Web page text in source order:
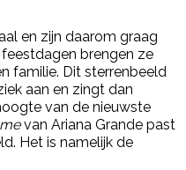
en zijn daarom graag
brengen ze
familie. Dit sterrenbeeld
aan en zingt dan
van de nieuwste
mevan Ariana Grande past
Het is namelijk de